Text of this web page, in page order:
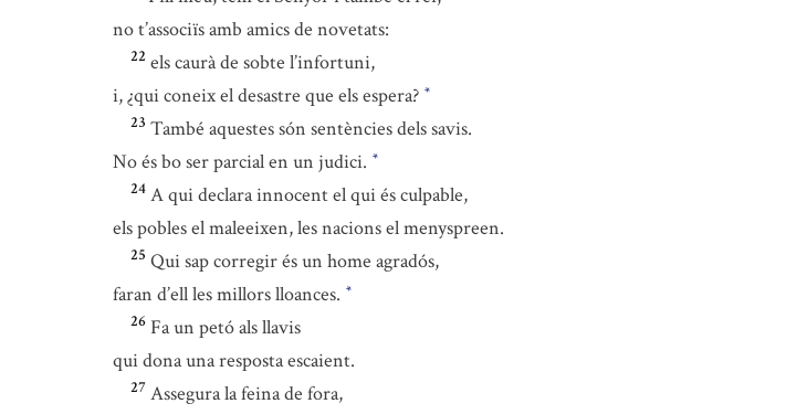
no t’associïs amb amics de novetats:
22 els caurà de sobte l’infortuni,
i, ¿qui coneix el desastre que els espera? *
23 També aquestes són sentències dels savis.
No és bo ser parcial en un judici. *
24 A qui declara innocent el qui és culpable,
els pobles el maleeixen, les nacions el menyspreen.
25 Qui sap corregir és un home agradós,
faran d’ell les millors lloances. *
26 Fa un petó als llavis
qui dona una resposta escaient.
27 Assegura la feina de fora,